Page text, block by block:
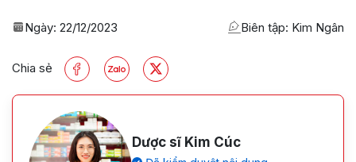
Ngày: 22/12/2023 Biên tập: Kim Ngân
Chia sẻ
Dược sĩ Kim Cúc